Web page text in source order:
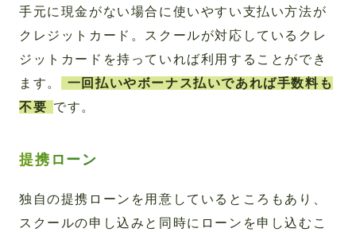
手元に現金がない場合に使いやすい支払い方法が
クレジットカード。スクールが対応しているクレ
ジットカードを持っていれば利用することができ
ます。
一回払いやボーナス払いであれば手数料も
不要 です。
提携ローン
独自の提携ローンを用意しているところもあり、
スクールの申し込みと同時にローンを申し込むこ